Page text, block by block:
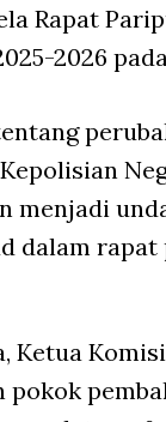
Rapat
2026
menjadi
dalam
Ketua